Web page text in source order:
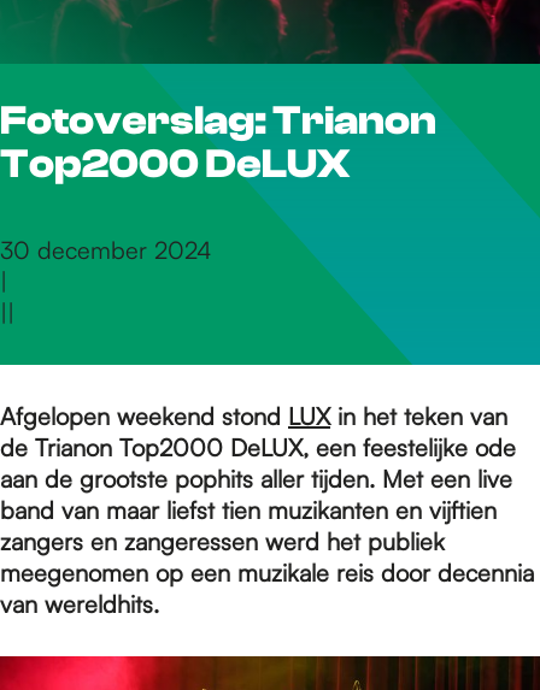
r
d
e
o
m
e
p
Fotoverslag: Trianon
Top2000 DeLUX
30 december 2024
|
||
Afgelopen weekend stond LUXin het teken van
de Trianon Top2000 DeLUX, een feestelijke ode
aan de grootste pophits aller tijden. Met een live
band van maar liefst tien muzikanten en vijftien
zangers en zangeressen werd het publiek
meegenomen op een muzikale reis door decennia
van wereldhits.